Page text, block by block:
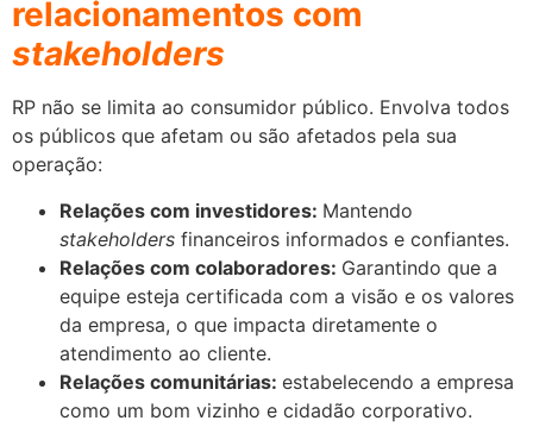
relacionamentos com
stakeholders
RP não se limita ao consumidor público. Envolva todos
os públicos que afetam ou são afetados pela sua
operação:
Relações com investidores: Mantendo
stakeholders financeiros informados e confiantes.
Relações com colaboradores: Garantindo que a
equipe esteja certificada com a visão e os valores
da empresa, o que impacta diretamente o
atendimento ao cliente.
Relações comunitárias: estabelecendo a empresa
como um bom vizinho e cidadão corporativo.